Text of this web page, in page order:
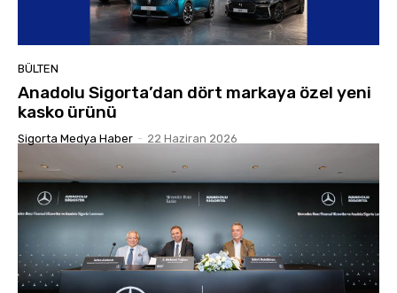
BÜLTEN
Anadolu Sigorta’dan dört markaya özel yeni
kasko ürünü
Sigorta Medya Haber - 22 Haziran 2026